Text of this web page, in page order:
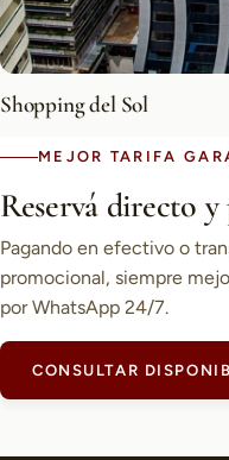
Shopping del Sol
MEJOR TARIFA
Reservá directo y
Pagando en efectivo o
promocional, siempre
por WhatsApp 24/7.
CONSULTAR